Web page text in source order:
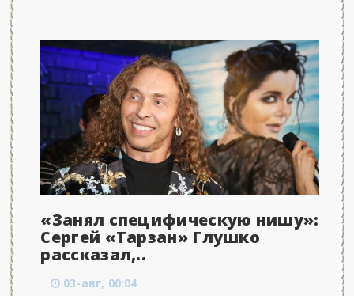
«Занял специфическую нишу»:
Сергей «Тарзан» Глушко
рассказал,..
03-авг, 00:04